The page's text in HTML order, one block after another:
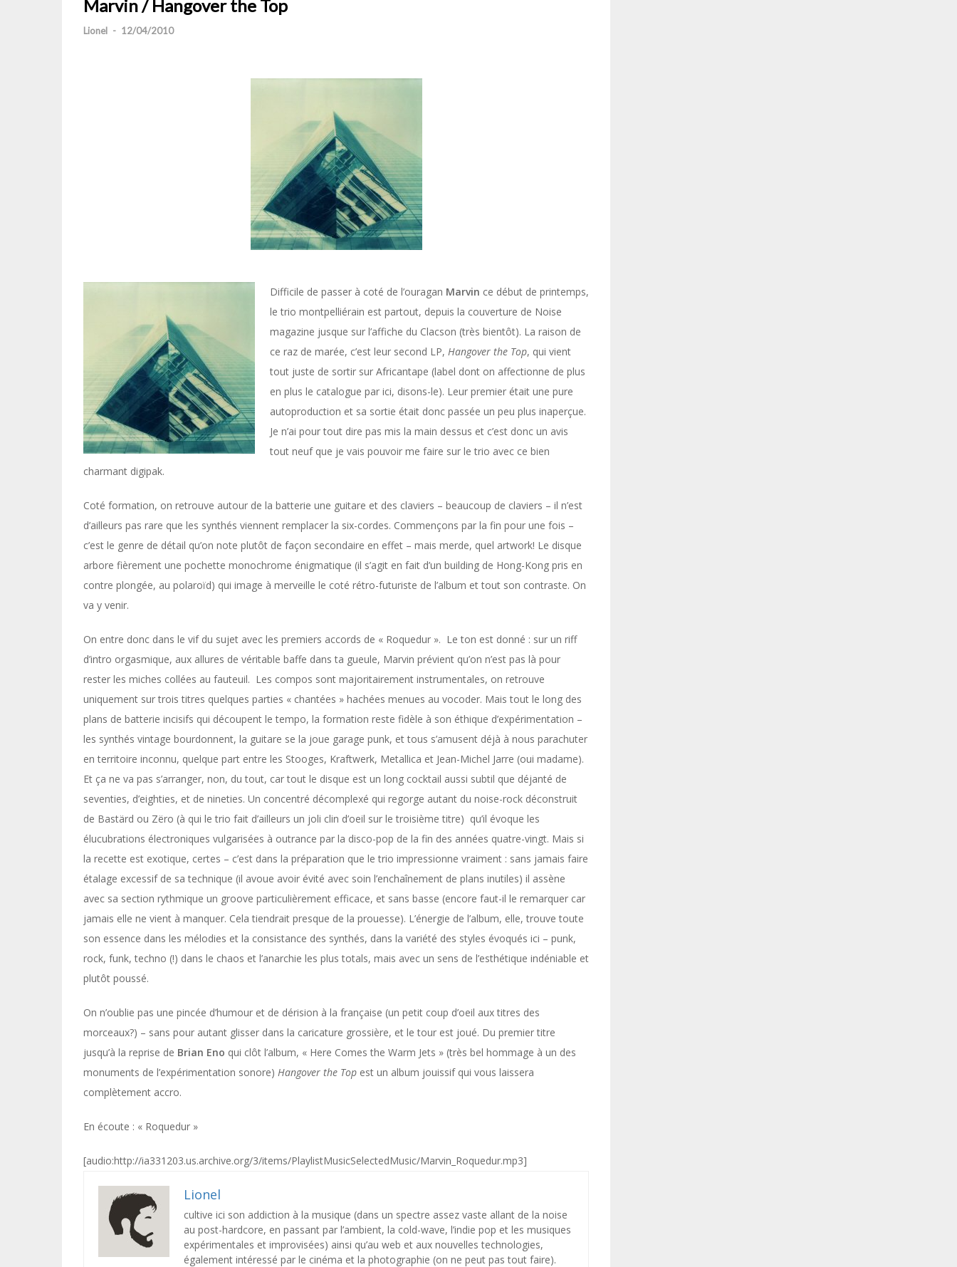
Marvin / Hangover the Top
Lionel - 12/04/2010
Difficile de passer à coté de l’ouragan Marvin ce début de printemps,
le trio montpelliérain est partout, depuis la couverture de Noise
magazine jusque sur l’affiche du Clacson (très bientôt). La raison de
ce raz de marée, c’est leur second LP, Hangover the Top, qui vient
tout juste de sortir sur Africantape (label dont on affectionne de plus
en plus le catalogue par ici, disons-le). Leur premier était une pure
autoproduction et sa sortie était donc passée un peu plus inaperçue.
Je n’ai pour tout dire pas mis la main dessus et c’est donc un avis
tout neuf que je vais pouvoir me faire sur le trio avec ce bien
charmant digipak.
Coté formation, on retrouve autour de la batterie une guitare et des claviers – beaucoup de claviers – il n’est
d’ailleurs pas rare que les synthés viennent remplacer la six-cordes. Commençons par la fin pour une fois –
c’est le genre de détail qu’on note plutôt de façon secondaire en effet – mais merde, quel artwork! Le disque
arbore fièrement une pochette monochrome énigmatique (il s’agit en fait d’un building de Hong-Kong pris en
contre plongée, au polaroïd) qui image à merveille le coté rétro-futuriste de l’album et tout son contraste. On
va y venir.
On entre donc dans le vif du sujet avec les premiers accords de « Roquedur ». Le ton est donné : sur un riff
d’intro orgasmique, aux allures de véritable baffe dans ta gueule, Marvin prévient qu’on n’est pas là pour
rester les miches collées au fauteuil. Les compos sont majoritairement instrumentales, on retrouve
uniquement sur trois titres quelques parties « chantées » hachées menues au vocoder. Mais tout le long des
plans de batterie incisifs qui découpent le tempo, la formation reste fidèle à son éthique d’expérimentation –
les synthés vintage bourdonnent, la guitare se la joue garage punk, et tous s’amusent déjà à nous parachuter
en territoire inconnu, quelque part entre les Stooges, Kraftwerk, Metallica et Jean-Michel Jarre (oui madame).
Et ça ne va pas s’arranger, non, du tout, car tout le disque est un long cocktail aussi subtil que déjanté de
seventies, d’eighties, et de nineties. Un concentré décomplexé qui regorge autant du noise-rock déconstruit
de Bastärd ou Zëro (à qui le trio fait d’ailleurs un joli clin d’oeil sur le troisième titre) qu’il évoque les
élucubrations électroniques vulgarisées à outrance par la disco-pop de la fin des années quatre-vingt. Mais si
la recette est exotique, certes – c’est dans la préparation que le trio impressionne vraiment : sans jamais faire
étalage excessif de sa technique (il avoue avoir évité avec soin l’enchaînement de plans inutiles) il assène
avec sa section rythmique un groove particulièrement efficace, et sans basse (encore faut-il le remarquer car
jamais elle ne vient à manquer. Cela tiendrait presque de la prouesse). L’énergie de l’album, elle, trouve toute
son essence dans les mélodies et la consistance des synthés, dans la variété des styles évoqués ici – punk,
rock, funk, techno (!) dans le chaos et l’anarchie les plus totals, mais avec un sens de l’esthétique indéniable et
plutôt poussé.
On n’oublie pas une pincée d’humour et de dérision à la française (un petit coup d’oeil aux titres des
morceaux?) – sans pour autant glisser dans la caricature grossière, et le tour est joué. Du premier titre
jusqu’à la reprise de Brian Eno qui clôt l’album, « Here Comes the Warm Jets » (très bel hommage à un des
monuments de l’expérimentation sonore) Hangover the Top est un album jouissif qui vous laissera
complètement accro.
En écoute : « Roquedur »
[audio:http://ia331203.us.archive.org/3/items/PlaylistMusicSelectedMusic/Marvin_Roquedur.mp3]
Lionel
cultive ici son addiction à la musique (dans un spectre assez vaste allant de la noise
au post-hardcore, en passant par l’ambient, la cold-wave, l’indie pop et les musiques
expérimentales et improvisées) ainsi qu’au web et aux nouvelles technologies,
également intéressé par le cinéma et la photographie (on ne peut pas tout faire).